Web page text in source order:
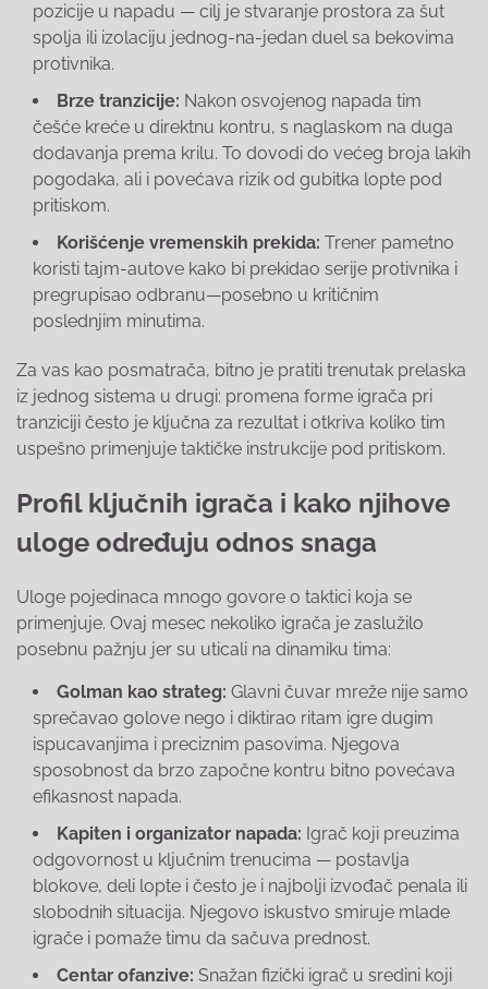
pozicije u napadu — cilj je stvaranje prostora za šut
spolja ili izolaciju jednog-na-jedan duel sa bekovima
protivnika.
Brze tranzicije: Nakon osvojenog napada tim
češće kreće u direktnu kontru, s naglaskom na duga
dodavanja prema krilu. To dovodi do većeg broja lakih
pogodaka, ali i povećava rizik od gubitka lopte pod
pritiskom.
Korišćenje vremenskih prekida: Trener pametno
koristi tajm-autove kako bi prekidao serije protivnika i
pregrupisao odbranu—posebno u kritičnim
poslednjim minutima.
Za vas kao posmatrača, bitno je pratiti trenutak prelaska
iz jednog sistema u drugi: promena forme igrača pri
tranziciji često je ključna za rezultat i otkriva koliko tim
uspešno primenjuje taktičke instrukcije pod pritiskom.
Profil ključnih igrača i kako njihove
uloge određuju odnos snaga
Uloge pojedinaca mnogo govore o taktici koja se
primenjuje. Ovaj mesec nekoliko igrača je zaslužilo
posebnu pažnju jer su uticali na dinamiku tima:
Golman kao strateg: Glavni čuvar mreže nije samo
sprečavao golove nego i diktirao ritam igre dugim
ispucavanjima i preciznim pasovima. Njegova
sposobnost da brzo započne kontru bitno povećava
efikasnost napada.
Kapiten i organizator napada: Igrač koji preuzima
odgovornost u ključnim trenucima — postavlja
blokove, deli lopte i često je i najbolji izvođač penala ili
slobodnih situacija. Njegovo iskustvo smiruje mlade
igrače i pomaže timu da sačuva prednost.
Centar ofanzive: Snažan fizički igrač u sredini koji